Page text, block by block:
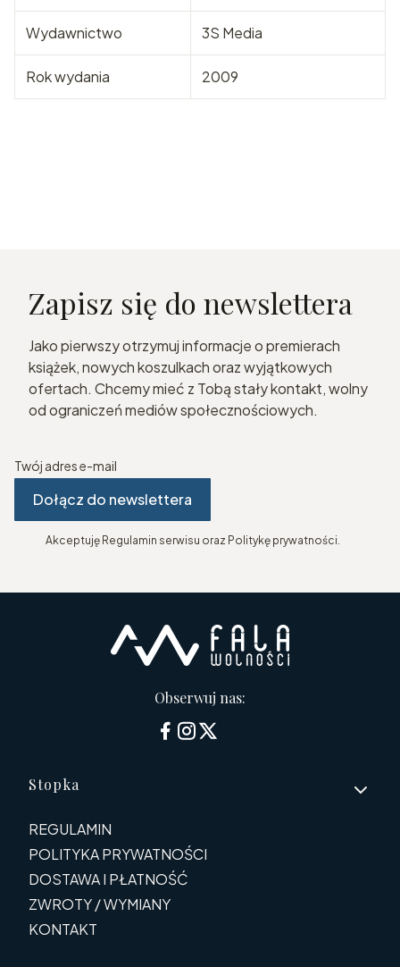
Wydawnictwo 3S Media
Rok wydania 2009
Zapisz się do newslettera
Jako pierwszy otrzymuj informacje o premierach
książek, nowych koszulkach oraz wyjątkowych
ofertach. Chcemy mieć z Tobą stały kontakt, wolny
od ograniczeń mediów społecznościowych.
Twój adres e-mail
Dołącz do newslettera
Akceptuję Regulamin serwisu oraz Politykę prywatności.
Obserwuj nas:
Linki w stopce
Stopka
REGULAMIN
POLITYKA PRYWATNOŚCI
DOSTAWA I PŁATNOŚĆ
ZWROTY / WYMIANY
KONTAKT